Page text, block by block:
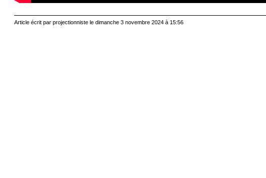
Article écrit par projectionniste le dimanche 3 novembre 2024 à 15:56